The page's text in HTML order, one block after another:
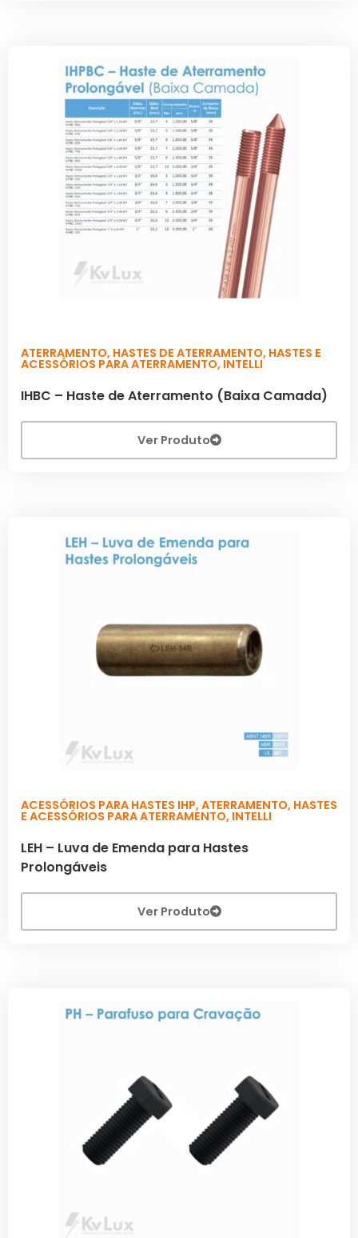
ATERRAMENTO, HASTES DE ATERRAMENTO, HASTES E
ACESSÓRIOS PARA ATERRAMENTO, INTELLI
IHBC – Haste de Aterramento (Baixa Camada)
Ver Produto
ACESSÓRIOS PARA HASTES IHP, ATERRAMENTO, HASTES
E ACESSÓRIOS PARA ATERRAMENTO, INTELLI
LEH – Luva de Emenda para Hastes
Prolongáveis
Ver Produto